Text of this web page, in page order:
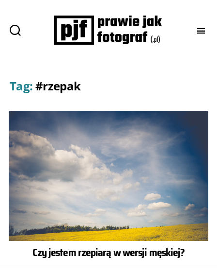
Tag:#rzepak
Czy jestem rzepiarą w wersji męskiej?